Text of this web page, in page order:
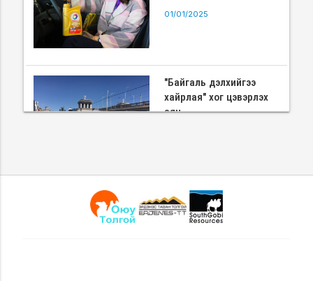
01/01/2025
"Байгаль дэлхийгээ
хайрлая" хог цэвэрлэх
аян
ЭДИЙН ЗАСАГ
“НОГООН” ЭРЧИМ